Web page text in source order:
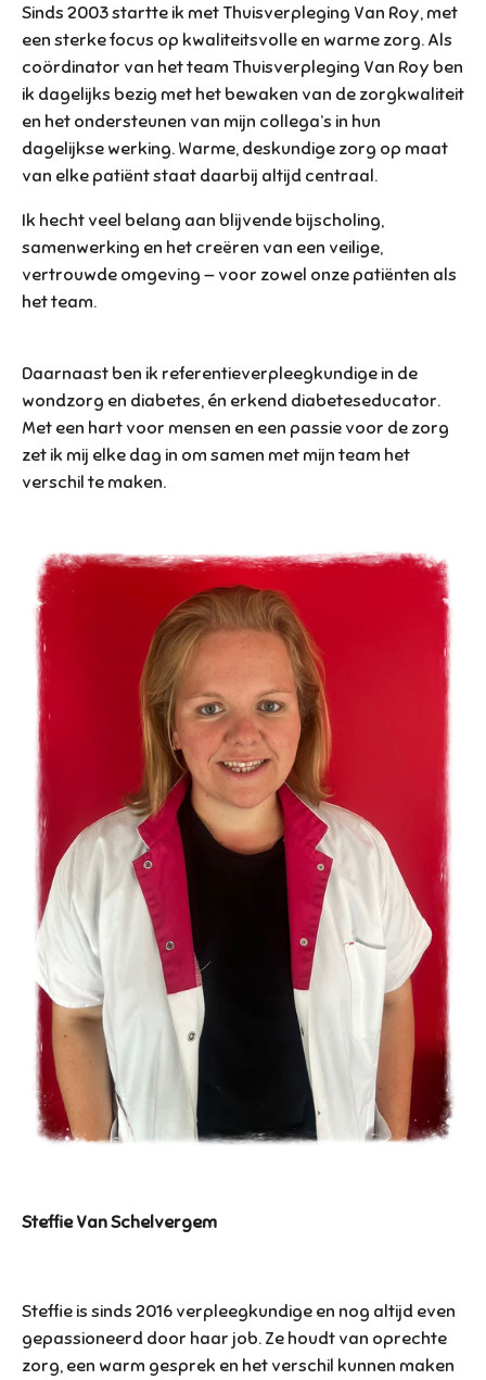
Sinds 2003 startte ik met Thuisverpleging Van Roy, met
een sterke focus op kwaliteitsvolle en warme zorg. Als
coördinator van het team Thuisverpleging Van Roy ben
ik dagelijks bezig met het bewaken van de zorgkwaliteit
en het ondersteunen van mijn collega’s in hun
dagelijkse werking. Warme, deskundige zorg op maat
van elke patiënt staat daarbij altijd centraal.
Ik hecht veel belang aan blijvende bijscholing,
samenwerking en het creëren van een veilige,
vertrouwde omgeving — voor zowel onze patiënten als
het team.
Daarnaast ben ik referentieverpleegkundige in de
wondzorg en diabetes, én erkend diabeteseducator.
Met een hart voor mensen en een passie voor de zorg
zet ik mij elke dag in om samen met mijn team het
verschil te maken.
Steffie Van Schelvergem
Steffie is sinds 2016 verpleegkundige en nog altijd even
gepassioneerd door haar job. Ze houdt van oprechte
zorg, een warm gesprek en het verschil kunnen maken